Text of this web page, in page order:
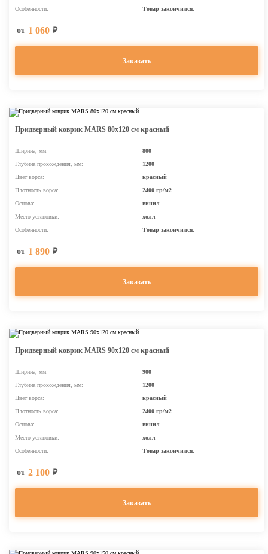
Особенности:
Товар закончился.
от 1 060 ₽
Заказать
Придверный коврик MARS 80х120 см красный
Ширина, мм:
800
Глубина прохождения, мм:
1200
Цвет ворса:
красный
Плотность ворса:
2400 гр/м2
Основа:
винил
Место установки:
холл
Особенности:
Товар закончился.
от 1 890 ₽
Заказать
Придверный коврик MARS 90х120 см красный
Ширина, мм:
900
Глубина прохождения, мм:
1200
Цвет ворса:
красный
Плотность ворса:
2400 гр/м2
Основа:
винил
Место установки:
холл
Особенности:
Товар закончился.
от 2 100 ₽
Заказать